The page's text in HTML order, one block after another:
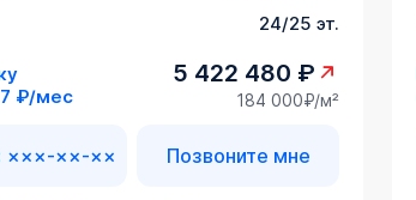
24/25 эт.
₽/мес
5 422 480 ₽
184 000₽/м²
×××-××-×× Позвоните мне